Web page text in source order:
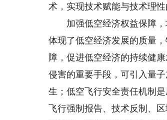
术，实现技术赋能与技术理性
加强低空经济权益保障，
体现了低空经济发展的质量
障，促进低空经济的持续健
侵害的重要手段，可引入量
生；低空飞行安全责任机制
飞行强制报告、技术反制、